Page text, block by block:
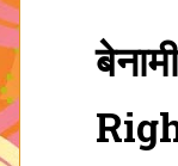
बेनामी